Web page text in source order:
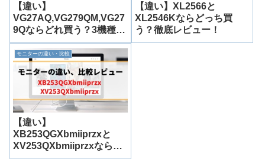
【違い】
VG27AQ,VG279QM,VG27
9Qならどれ買う？3機種比
較レビュー！
【違い】XL2566と
XL2546Kならどっち買
う？徹底レビュー！
モニターの違い・比較
【違い】
XB253QGXbmiiprzxと
XV253QXbmiiprzxならど
っち買う？徹底レビュー！